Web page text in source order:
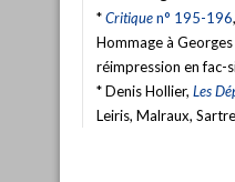
*Critiquen° 195-196
Hommage à
réimpression en fac-
* Denis Hollier, Les
Leiris, Malraux,